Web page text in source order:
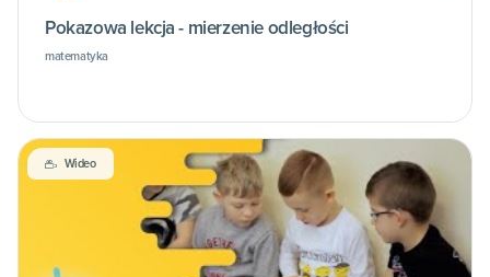
Pokazowa lekcja - mierzenie odległości
matematyka
Wideo